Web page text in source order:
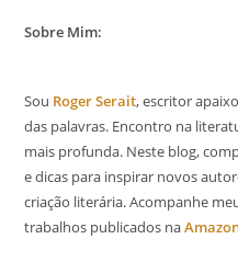
Sobre Mim:
Sou Roger Serait, escritor
das palavras. Encontro na
mais profunda. Neste blog,
e dicas para inspirar novos
criação literária. Acompanhe
trabalhos publicados na